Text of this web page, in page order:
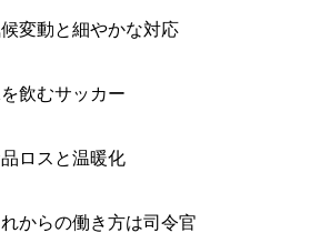
候変動と細やかな対応
飲むサッカー
ロスと温暖化
れからの働き方は司令官